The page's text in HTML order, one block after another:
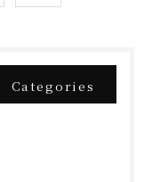
Categories